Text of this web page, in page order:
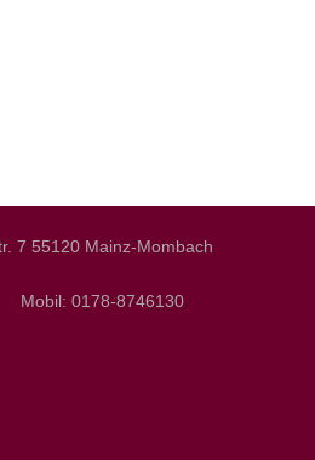
7 55120 Mainz-Mombach
0178-8746130